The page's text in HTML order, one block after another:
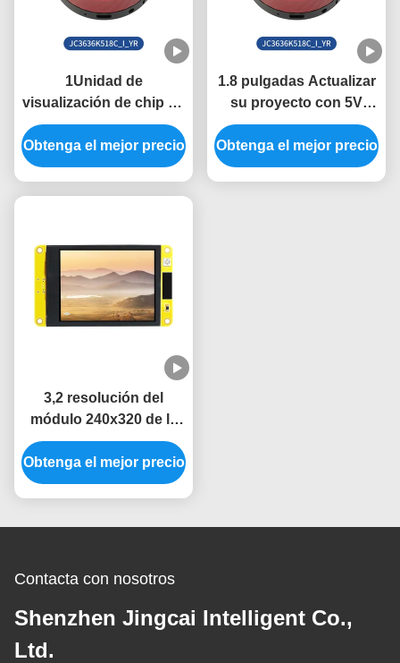
1Unidad de
visualización de chip de
conductor ESP32 para
sistemas de control
industrial
Obtenga el mejor precio
1.8 pulgadas Actualizar
su proyecto con 5V
ESP32 Modulo de
visualización y 360 * 360
Resolución
Obtenga el mejor precio
3,2 resolución del
módulo 240x320 de la
exhibición de TFT LVGL
LCD ESP32 de la
pulgada
Obtenga el mejor precio
Contacta con nosotros
Shenzhen Jingcai Intelligent Co.,
Ltd.